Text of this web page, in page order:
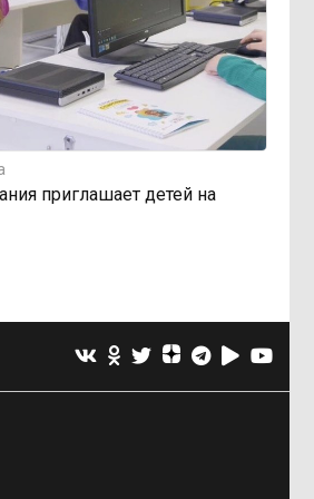
приглашает детей на